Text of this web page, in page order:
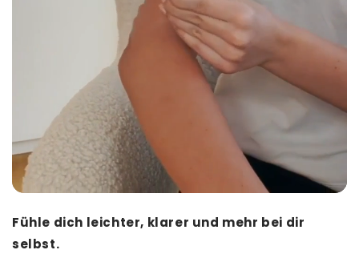
Fühle dich leichter, klarer und mehr bei dir
selbst.